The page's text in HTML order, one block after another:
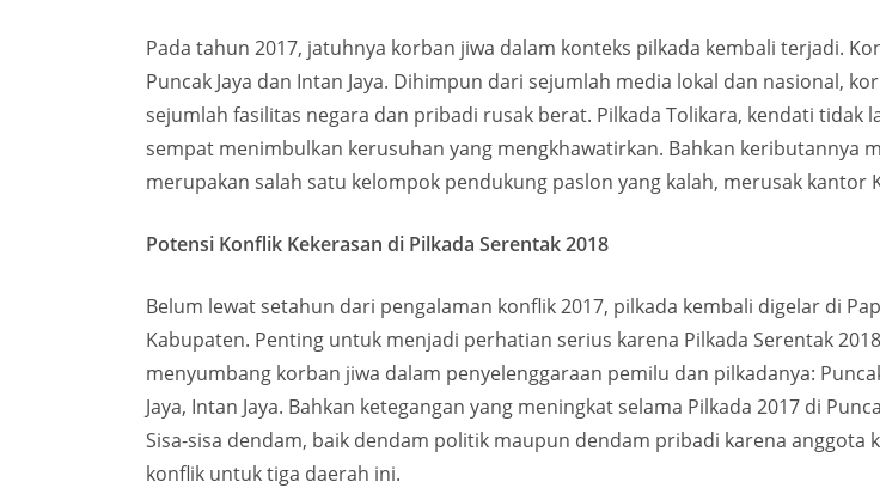
Pada tahun 2017, jatuhnya korban jiwa dalam konteks pilkada kembali terjadi.
Puncak Jaya dan Intan Jaya. Dihimpun dari sejumlah media lokal dan nasional,
sejumlah fasilitas negara dan pribadi rusak berat. Pilkada Tolikara, kendati
sempat menimbulkan kerusuhan yang mengkhawatirkan. Bahkan keributannya
merupakan salah satu kelompok pendukung paslon yang kalah, merusak
Potensi Konflik Kekerasan di Pilkada Serentak 2018
Belum lewat setahun dari pengalaman konflik 2017, pilkada kembali digelar di
Kabupaten. Penting untuk menjadi perhatian serius karena Pilkada Serentak
menyumbang korban jiwa dalam penyelenggaraan pemilu dan pilkadanya:
Jaya, Intan Jaya. Bahkan ketegangan yang meningkat selama Pilkada 2017 di
Sisa-sisa dendam, baik dendam politik maupun dendam pribadi karena anggota
konflik untuk tiga daerah ini.